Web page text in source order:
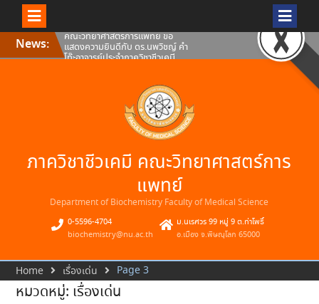
Skip
content
News: คณะวิทยาศาสตร์การแพทย์
มหาวิทยาลัยนเรศวร ขอแสดงความ
ยินดีกับดร.ธเนศ สอนดา อาจารย์
คณะวิทยาศาสตร์การแพทย์ ขอ
แสดงความยินดีกับ ผศ.ดร.สมภพว์
พินิจ อาจารย์ประจำภาควิชาชีวเคมี
คณะวิทยาศาสตร์การแพทย์
มหาวิทยาลัยนเรศวร
แสดงความยินดีกับ ดร.นพวิชญ์ คำ
โท๊ะอาจารย์ประจำภาควิชาชีวเคมี
คณะวิทยาศาสตร์การแพทย์
ภาควิชาชีวเคมี คณะวิทยาศาสตร์การ
แพทย์
Department of Biochemistry Faculty of Medical Science
0-5596-4704
biochemistry@nu.ac.th
ม.นเรศวร 99 หมู่ 9 ต.ท่าโพธิ์
อ.เมือง จ.พิษณุโลก 65000
Home เรื่องเด่น Page 3
หมวดหมู่: เรื่องเด่น